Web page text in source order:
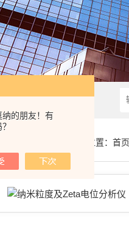
的朋友！有
你的位置： 首页